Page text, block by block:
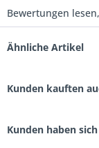
Bewertungen
Ähnliche Artikel
Kunden kauften
Kunden haben